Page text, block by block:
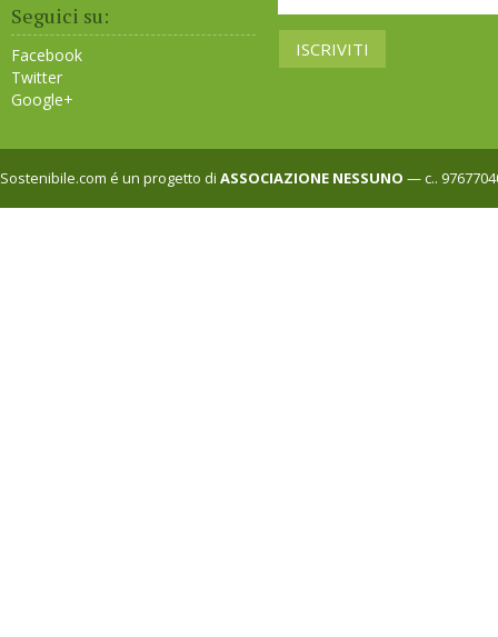
Seguici su:
Facebook
Twitter
Google+
Sostenibile.com é un progetto di ASSOCIAZIONE NESSUNO — c..